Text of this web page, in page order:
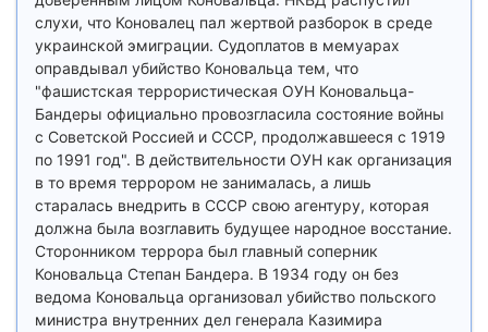
слухи, что Коновалец пал жертвой разборок в среде
украинской эмиграции. Судоплатов в мемуарах
оправдывал убийство Коновальца тем, что
"фашистская террористическая ОУН Коновальца-
Бандеры официально провозгласила состояние войны
с Советской Россией и СССР, продолжавшееся с 1919
по 1991 год". В действительности ОУН как организация
в то время террором не занималась, а лишь
старалась внедрить в СССР свою агентуру, которая
должна была возглавить будущее народное восстание.
Сторонником террора был главный соперник
Коновальца Степан Бандера. В 1934 году он без
ведома Коновальца организовал убийство польского
министра внутренних дел генерала Казимира